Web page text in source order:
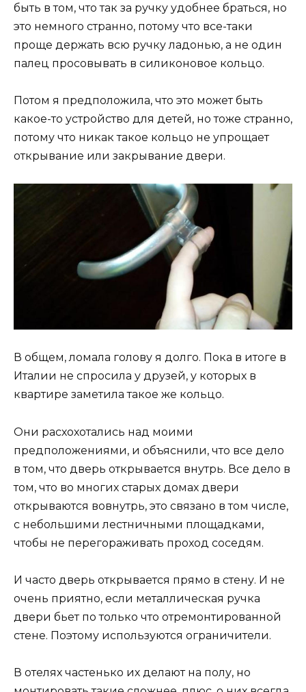
быть в том, что так за ручку удобнее браться, но
это немного странно, потому что все-таки
проще держать всю ручку ладонью, а не один
палец просовывать в силиконовое кольцо.
Потом я предположила, что это может быть
какое-то устройство для детей, но тоже странно,
потому что никак такое кольцо не упрощает
открывание или закрывание двери.
В общем, ломала голову я долго. Пока в итоге в
Италии не спросила у друзей, у которых в
квартире заметила такое же кольцо.
Они расхохотались над моими
предположениями, и объяснили, что все дело
в том, что дверь открывается внутрь. Все дело в
том, что во многих старых домах двери
открываются вовнутрь, это связано в том числе,
с небольшими лестничными площадками,
чтобы не перегораживать проход соседям.
И часто дверь открывается прямо в стену. И не
очень приятно, если металлическая ручка
двери бьет по только что отремонтированной
стене. Поэтому используются ограничители.
В отелях частенько их делают на полу, но